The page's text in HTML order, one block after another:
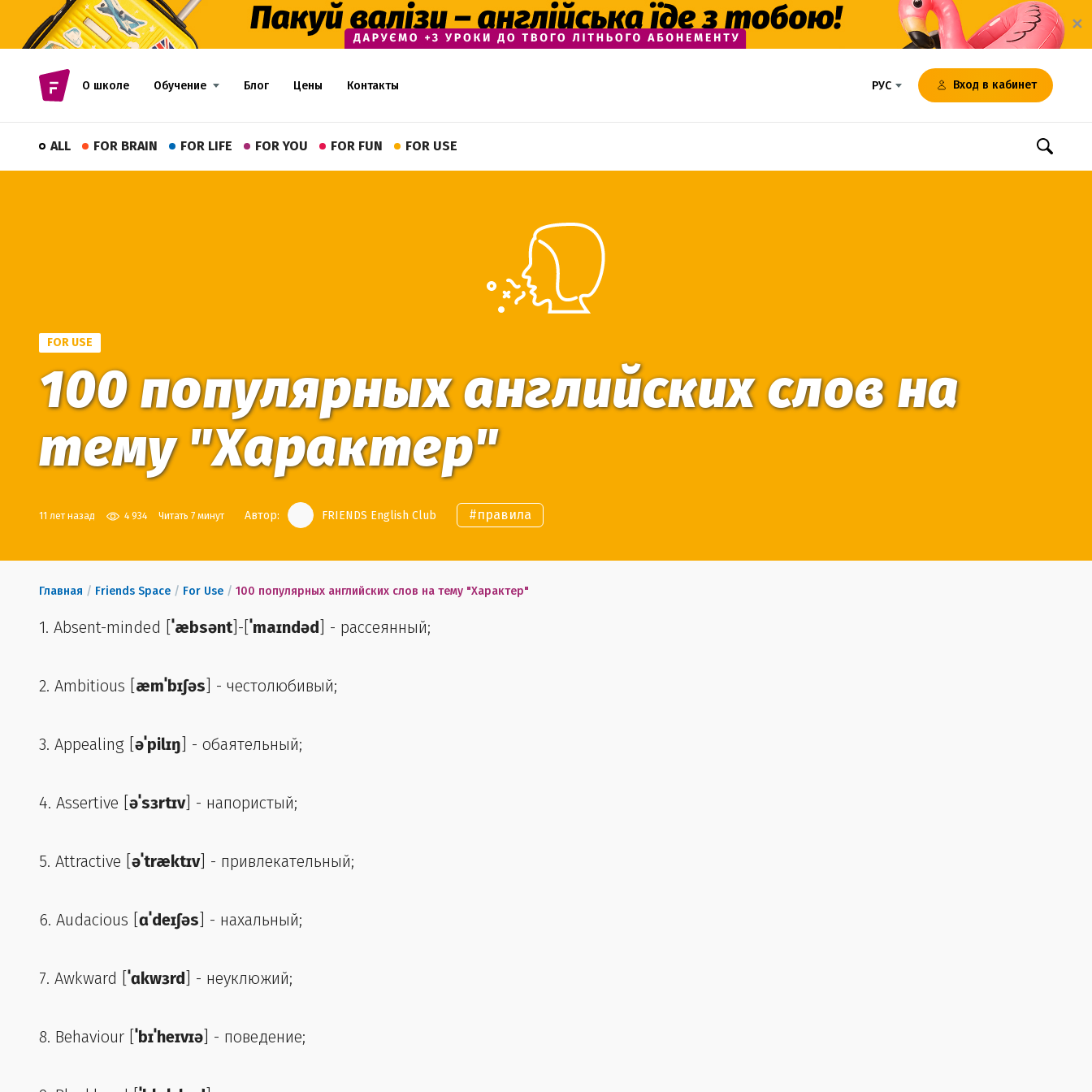
✕
О школе Обучение Блог Цены Контакты РУС Вход в кабинет
ALL FOR BRAIN FOR LIFE FOR YOU FOR FUN FOR USE
FOR USE
100 популярных английских слов на
тему "Характер"
11 лет назад 4 934 Читать 7 минут Автор: FRIENDS English Club #правила
Главная / Friends Space / For Use / 100 популярных английских слов на тему "Характер"
1. Absent-minded [ ˈæbsənt]-[ ˈmaɪndəd ] - рассеянный;
2. Ambitious [ æmˈbɪʃəs ] - честолюбивый;
3. Appealing [ əˈpilɪŋ ] - обаятельный;
4. Assertive [ əˈsɜrtɪv] - напористый;
5. Attractive [ əˈtræktɪv] - привлекательный;
6. Audacious [ ɑˈdeɪʃəs ] - нахальный;
7. Awkward [ ˈɑkwɜrd ] - неуклюжий;
8. Behaviour [ ˈbɪˈheɪvɪə ] - поведение;